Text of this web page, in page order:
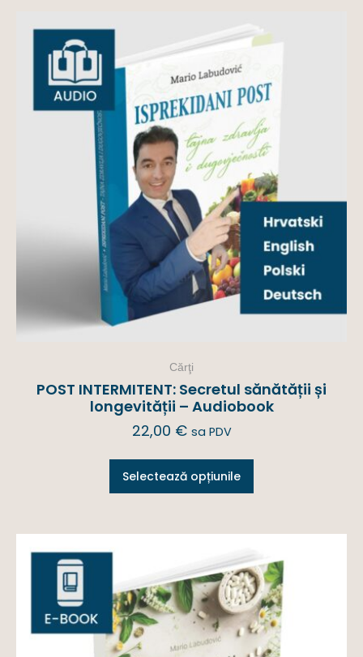
Cărţi
POST INTERMITENT: Secretul sănătății și
longevității – Audiobook
22,00 € sa PDV
Selectează opțiunile